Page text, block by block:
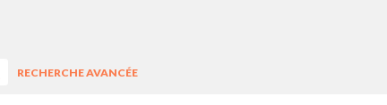
RECHERCHE AVANCÉE